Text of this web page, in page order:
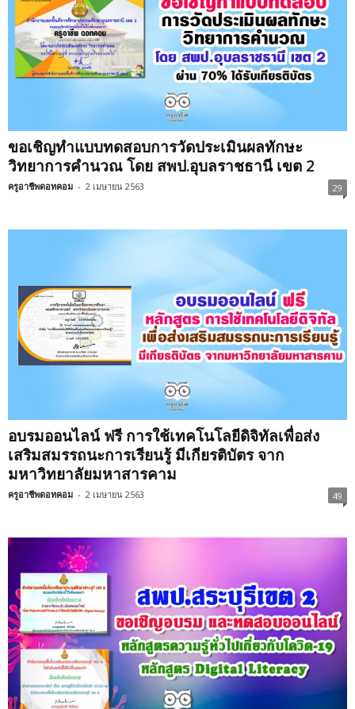
ขอเชิญทำแบบทดสอบการวัดประเมินผลทักษะ
วิทยาการคำนวณ โดย สพป.อุบลราชธานี เขต 2
ครูอาชีพดอทคอม - 2 เมษายน 2563 29
อบรมออนไลน์ ฟรี การใช้เทคโนโลยีดิจิทัลเพื่อส่ง
เสริมสมรรถนะการเรียนรู้ มีเกียรติบัตร จาก
มหาวิทยาลัยมหาสารคาม
ครูอาชีพดอทคอม - 2 เมษายน 2563 49